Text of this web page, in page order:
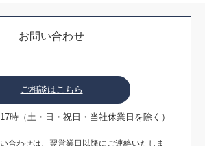
お問い合わせ
ご相談はこちら
時（土・日・祝日・当社休業日を除く）
合わせは、翌営業日以降にご連絡いたしま